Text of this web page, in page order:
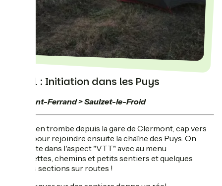
Jour 1 : Initiation dans les Puys
Clermont-Ferrand > Saulzet-le-Froid
Départ en trombe depuis la gare de Clermont, cap vers
Volvic pour rejoindre ensuite la chaîne des Puys. On
entre vite dans l'aspect "VTT" avec au menu
: grimpettes, chemins et petits sentiers et quelques
courtes sections sur routes !